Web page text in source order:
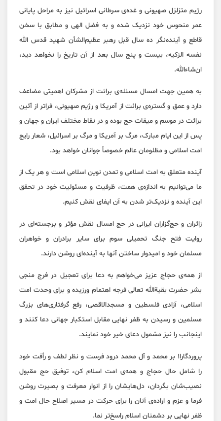
رژیم متزلزل صهیونی و غده‌ی سرطانی اسرائیل نیز به مراحل پایانی
عمر منحوس خود نزدیک شده و به فضل الهی و مطابق با سخن
قاطع و آینده‌نگر ده سال قبل رهبر عظیم‌الشأن شهید قدس الله
نفسه الزکیه، بیست و پنج سال بعد از آن تاریخ را نخواهد دید،
ان‌شاءالله.
به همین جهت امسال مسئله‌ی برائت از مشرکان اهمیتی مضاعف
دارد و عمق و گستره‌ی برائت از آمریکا و رژیم صهیونی، فراتر از آئین
برائت در موسم و میقات حج بوده و در نقاط مختلف ایران و جهان و
پس از این ایام مبارک، مرگ بر آمریکا و مرگ بر اسرائیل، شعار رایج
امت اسلامی و مظلومان عالم خصوصاً جوانان خواهد بود.
آینده متعلق به امت اسلامی و تمدن نوین اسلامی است و هر یک از
ما می‌توانیم به اندازه‌ی همت، ظرفیت و مسئولیت خود در تحقق
این آینده و نزدیک‌تر شدن به آن ایفای نقش کنیم.
زائران و حج‌گزاران ایرانی در حج امسال نقش مؤثر و برجسته‌ای در
روایت فتح جنگ تحمیلی سوم برای سایر برادران و خواهران
مسلمان خود و امیدوار ساختن آنها به آینده‌ای روشن دارند.
از همه‌ی حجاج عزیز می‌خواهم به دعا برای تعجیل در فرج منجی
بشر حضرت بقیةالله تعالی فرجه اهتمام ورزیده و برای وحدت امت
اسلامی، آزادی فلسطین و مسجدالاقصی، رفع گرفتاری‌های بزرگ
مسلمین و رسیدن به ظفر نهایی مقابل استکبار جهانی دعا کنند و
اینجانب را نیز مشمول دعای خیر خود نمایند.
پروردگارا! بر محمد و آل محمد درود فرست و نظر لطف و رأفت خود
را شامل حال حجاج و همه‌ی امت اسلام کن، توفیق حج مقبول
نصیب‌شان بگردان، دل‌هایشان را از انوار معرفت و بصیرت روشن
فرما و عزم و اراده‌ی آنان را برای حرکت در مسیر اصلاح حال امت و
ظفر نهایی بر دشمنان اسلام راسخ‌تر نما.